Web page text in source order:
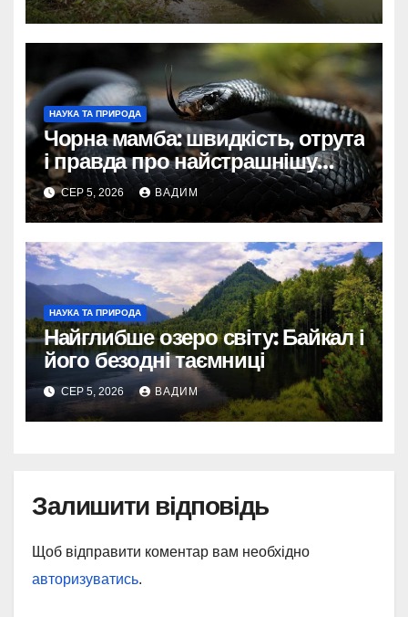
НАУКА ТА ПРИРОДА
Чорна мамба: швидкість, отрута
і правда про найстрашнішу
змію Африки
СЕР 5, 2026 ВАДИМ
НАУКА ТА ПРИРОДА
Найглибше озеро світу: Байкал і
його безодні таємниці
СЕР 5, 2026 ВАДИМ
Залишити відповідь
Щоб відправити коментар вам необхідно
авторизуватись.